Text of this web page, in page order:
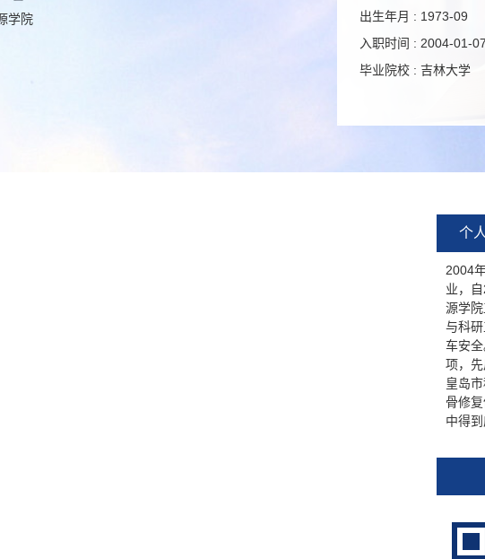
学院
出生年月 : 1973-09
入职时间 : 2004-01-07
毕业院校 : 吉林大学
个
2004
业，
源学
与科
车安
项，
皇岛
骨修
中得到